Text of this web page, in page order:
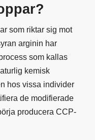
som riktar sig mot
arginin har
som kallas
kemisk
hos vissa individer
de modifierade
producera CCP-